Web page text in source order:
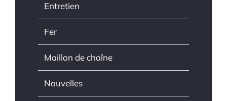
Entretien
Fer
Maillon de chaîne
Nouvelles